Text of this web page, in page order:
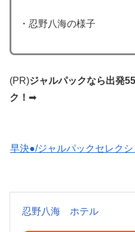
・忍野八海の様子
(PR)ジャルパックなら出発
ク！ ➡
早決●/ジャルパックセレクシ
忍野八海 ホテル